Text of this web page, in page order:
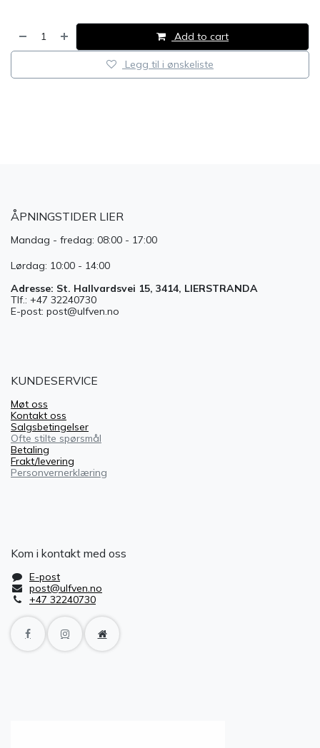
Add to cart
Legg til i ønskeliste
ÅPNINGSTIDER LIER
Mandag - fredag: 08:00 - 17:00
Lørdag: 10:00 - 14:00
Adresse: St. Hallvardsvei 15, 3414, LIERSTRANDA
Tlf.: +47 32240730
E-post: post@ulfven.no
KUNDESERVICE
Møt oss
Kontakt oss
Salgsbetingelser
Ofte stilte spørsmål
Betaling
Frakt/levering
Personvernerklæring
Kom i kontakt med oss
E-post
post@ulfven.no
+47 32240730